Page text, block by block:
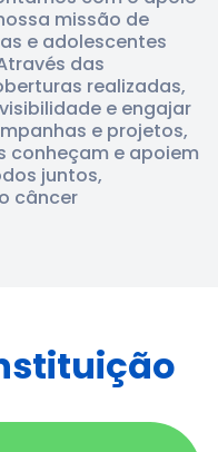
missão de
e adolescentes
das
realizadas,
e engajar
e projetos,
conheçam e apoiem
juntos,
câncer